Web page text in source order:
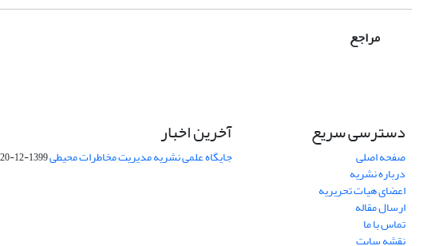
مراجع
دسترسی سریع
صفحه اصلی
درباره نشریه
اعضای هیات تحریریه
ارسال مقاله
تماس با ما
نقشه سایت
آخرین اخبار
جایگاه علمی نشریه مدیریت مخاطرات محیطی1399-12-20